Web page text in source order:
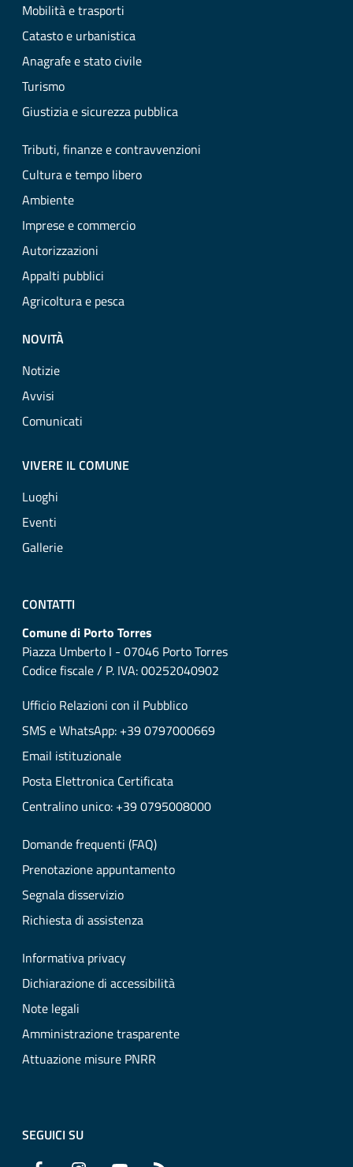
Mobilità e trasporti
Catasto e urbanistica
Anagrafe e stato civile
Turismo
Giustizia e sicurezza pubblica
Tributi, finanze e contravvenzioni
Cultura e tempo libero
Ambiente
Imprese e commercio
Autorizzazioni
Appalti pubblici
Agricoltura e pesca
NOVITÀ
Notizie
Avvisi
Comunicati
VIVERE IL COMUNE
Luoghi
Eventi
Gallerie
CONTATTI
Comune di Porto Torres
Piazza Umberto I - 07046 Porto Torres
Codice fiscale / P. IVA: 00252040902
Ufficio Relazioni con il Pubblico
SMS e WhatsApp: +39 0797000669
Email istituzionale
Posta Elettronica Certificata
Centralino unico: +39 0795008000
Domande frequenti (FAQ)
Prenotazione appuntamento
Segnala disservizio
Richiesta di assistenza
Informativa privacy
Dichiarazione di accessibilità
Note legali
Amministrazione trasparente
Attuazione misure PNRR
SEGUICI SU